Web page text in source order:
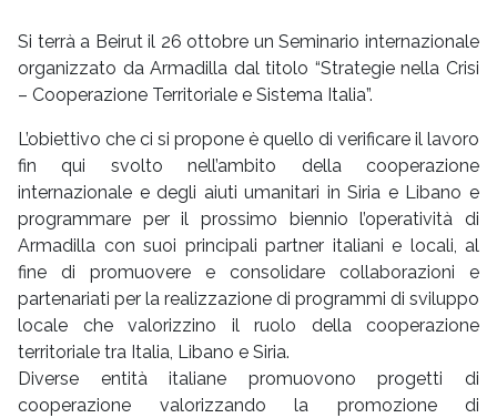
Si terrà a Beirut il 26 ottobre un Seminario internazionale
organizzato da Armadilla dal titolo “Strategie nella Crisi
– Cooperazione Territoriale e Sistema Italia”.
L’obiettivo che ci si propone è quello di verificare il lavoro
fin qui svolto nell’ambito della cooperazione
internazionale e degli aiuti umanitari in Siria e Libano e
programmare per il prossimo biennio l’operatività di
Armadilla con suoi principali partner italiani e locali, al
fine di promuovere e consolidare collaborazioni e
partenariati per la realizzazione di programmi di sviluppo
locale che valorizzino il ruolo della cooperazione
territoriale tra Italia, Libano e Siria.
Diverse entità italiane promuovono progetti di
cooperazione valorizzando la promozione di